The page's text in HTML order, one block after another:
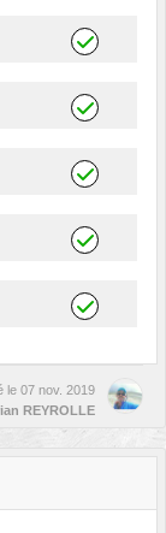
le 07 nov. 2019
REYROLLE